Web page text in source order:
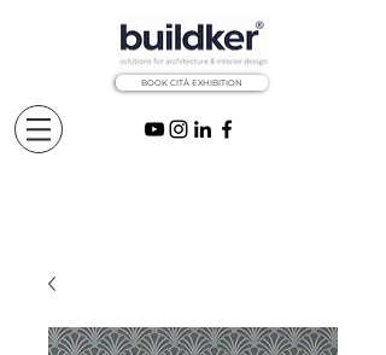
BOOK CITÅ EXHIBITION